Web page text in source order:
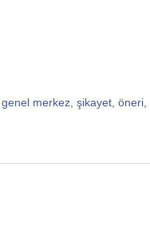
,genel merkez ,şikayet ,öneri